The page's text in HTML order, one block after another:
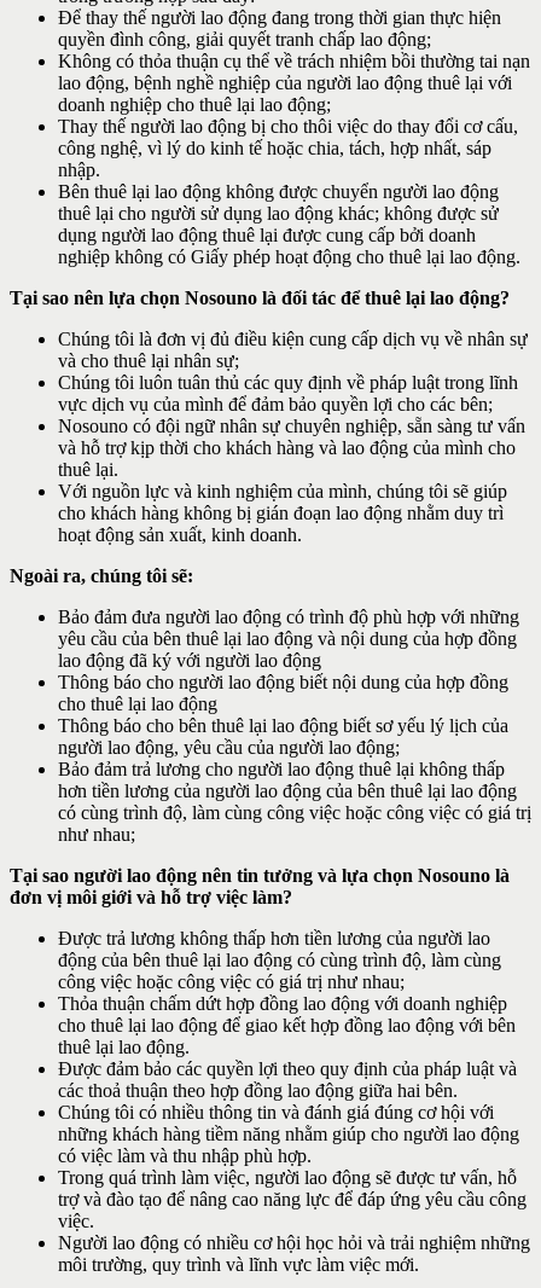
Để thay thế người lao động đang trong thời gian thực hiện
quyền đình công, giải quyết tranh chấp lao động;
Không có thỏa thuận cụ thể về trách nhiệm bồi thường tai nạn
lao động, bệnh nghề nghiệp của người lao động thuê lại với
doanh nghiệp cho thuê lại lao động;
Thay thế người lao động bị cho thôi việc do thay đổi cơ cấu,
công nghệ, vì lý do kinh tế hoặc chia, tách, hợp nhất, sáp
nhập.
Bên thuê lại lao động không được chuyển người lao động
thuê lại cho người sử dụng lao động khác; không được sử
dụng người lao động thuê lại được cung cấp bởi doanh
nghiệp không có Giấy phép hoạt động cho thuê lại lao động.
Tại sao nên lựa chọn Nosouno là đối tác để thuê lại lao động?
Chúng tôi là đơn vị đủ điều kiện cung cấp dịch vụ về nhân sự
và cho thuê lại nhân sự;
Chúng tôi luôn tuân thủ các quy định về pháp luật trong lĩnh
vực dịch vụ của mình để đảm bảo quyền lợi cho các bên;
Nosouno có đội ngữ nhân sự chuyên nghiệp, sẵn sàng tư vấn
và hỗ trợ kịp thời cho khách hàng và lao động của mình cho
thuê lại.
Với nguồn lực và kinh nghiệm của mình, chúng tôi sẽ giúp
cho khách hàng không bị gián đoạn lao động nhằm duy trì
hoạt động sản xuất, kinh doanh.
Ngoài ra, chúng tôi sẽ:
Bảo đảm đưa người lao động có trình độ phù hợp với những
yêu cầu của bên thuê lại lao động và nội dung của hợp đồng
lao động đã ký với người lao động
Thông báo cho người lao động biết nội dung của hợp đồng
cho thuê lại lao động
Thông báo cho bên thuê lại lao động biết sơ yếu lý lịch của
người lao động, yêu cầu của người lao động;
Bảo đảm trả lương cho người lao động thuê lại không thấp
hơn tiền lương của người lao động của bên thuê lại lao động
có cùng trình độ, làm cùng công việc hoặc công việc có giá trị
như nhau;
Tại sao người lao động nên tin tưởng và lựa chọn Nosouno là
đơn vị môi giới và hỗ trợ việc làm?
Được trả lương không thấp hơn tiền lương của người lao
động của bên thuê lại lao động có cùng trình độ, làm cùng
công việc hoặc công việc có giá trị như nhau;
Thỏa thuận chấm dứt hợp đồng lao động với doanh nghiệp
cho thuê lại lao động để giao kết hợp đồng lao động với bên
thuê lại lao động.
Được đảm bảo các quyền lợi theo quy định của pháp luật và
các thoả thuận theo hợp đồng lao động giữa hai bên.
Chúng tôi có nhiều thông tin và đánh giá đúng cơ hội với
những khách hàng tiềm năng nhằm giúp cho người lao động
có việc làm và thu nhập phù hợp.
Trong quá trình làm việc, người lao động sẽ được tư vấn, hỗ
trợ và đào tạo để nâng cao năng lực để đáp ứng yêu cầu công
việc.
Người lao động có nhiều cơ hội học hỏi và trải nghiệm những
môi trường, quy trình và lĩnh vực làm việc mới.